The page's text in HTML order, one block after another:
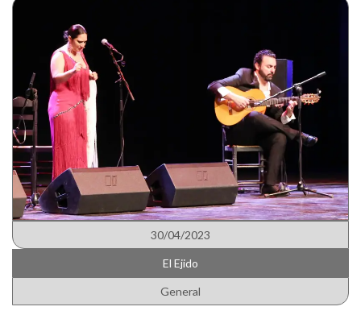
30/04/2023
El Ejido
General